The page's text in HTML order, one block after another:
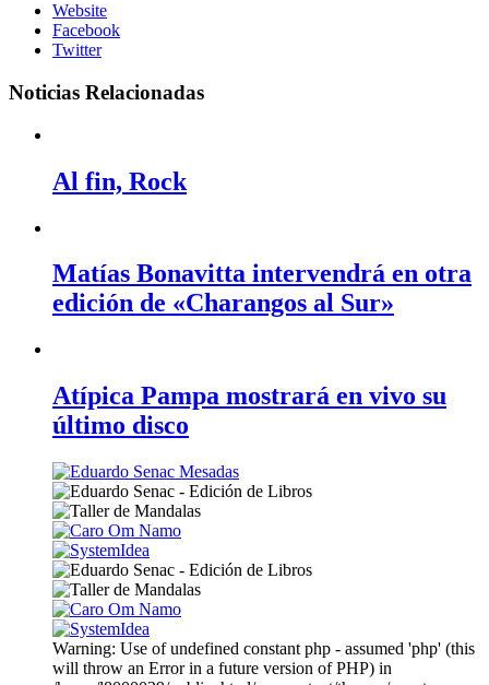
Website
Facebook
Twitter
Noticias Relacionadas
Al fin, Rock
Matías Bonavitta intervendrá en otra
edición de «Charangos al Sur»
Atípica Pampa mostrará en vivo su
último disco
Warning: Use of undefined constant php - assumed 'php' (this
will throw an Error in a future version of PHP) in